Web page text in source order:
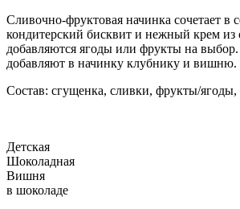
Сливочно-фруктовая начинка сочетает в
кондитерский бисквит и нежный крем из
добавляются ягоды или фрукты на
добавляют в начинку клубнику и вишню.
Состав: сгущенка, сливки, фрукты/ягоды,
Детская
Шоколадная
Вишня
в шоколаде